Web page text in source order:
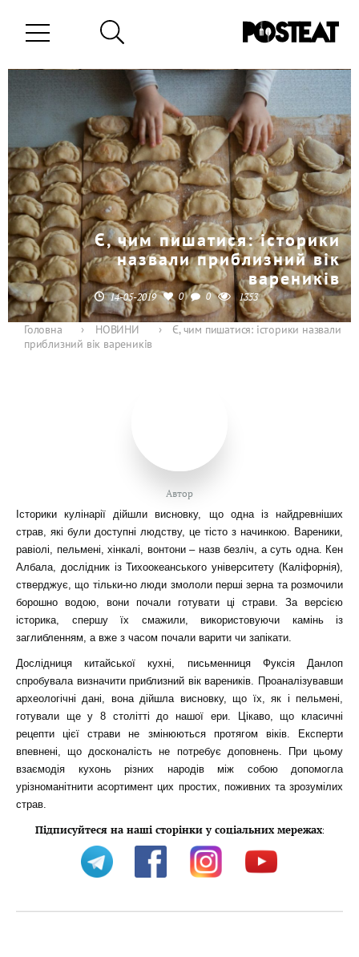
Є, чим пишатися: історики
назвали приблизний вік
вареників
14-05-2019 0 0 1353
Головна › НОВИНИ ›
Є, чим пишатися: історики назвали
приблизний вік вареників
Автор
Історики кулінарії дійшли висновку, що одна із найдревніших
страв, які були доступні людству, це тісто з начинкою. Вареники,
равіолі, пельмені, хінкалі, вонтони – назв безліч, а суть одна. Кен
Албала, дослідник із Тихоокеанського університету (Каліфорнія),
стверджує, що тільки-но люди змололи перші зерна та розмочили
борошно водою, вони почали готувати ці страви. За версією
історика, спершу їх смажили, використовуючи камінь із
заглибленням, а вже з часом почали варити чи запікати.
Дослідниця китайської кухні, письменниця Фуксія Данлоп
спробувала визначити приблизний вік вареників. Проаналізувавши
археологічні дані, вона дійшла висновку, що їх, як і пельмені,
готували ще у 8 столітті до нашої ери. Цікаво, що класичні
рецепти цієї страви не змінюються протягом віків. Експерти
впевнені, що досконалість не потребує доповнень. При цьому
взаємодія кухонь різних народів між собою допомогла
урізноманітнити асортимент цих простих, поживних та зрозумілих
страв.
Підписуйтеся на наші сторінки у соціальних мережах: